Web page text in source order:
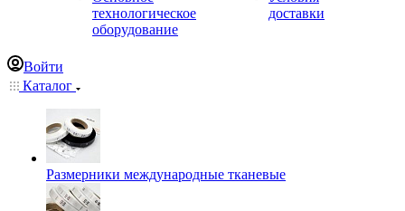
технологическое
оборудование
доставки
Войти
Каталог
Размерники международные тканевые